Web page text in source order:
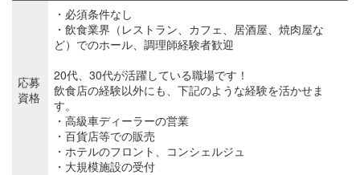
応募
資格
・必須条件なし
・飲食業界（レストラン、カフェ、居酒屋、焼肉屋な
ど）でのホール、調理師経験者歓迎
20代、30代が活躍している職場です！
飲食店の経験以外にも、下記のような経験を活かせま
す。
・高級車ディーラーの営業
・百貨店等での販売
・ホテルのフロント、コンシェルジュ
・大規模施設の受付